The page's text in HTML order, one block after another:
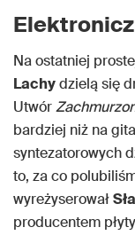
Na ostatniej
Lachydzielą się
Utwór
bardziej niż na
syntezatorowych
to, za co
wyreżyserował
producentem płyty